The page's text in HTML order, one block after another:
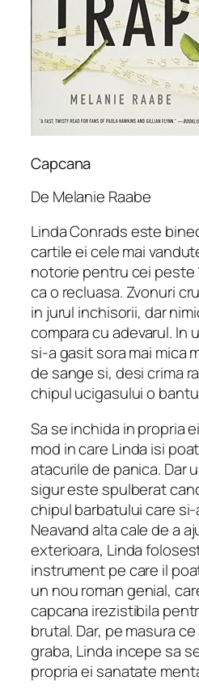
Capcana
De Melanie Raabe
Linda Conrads este
cartile ei cele mai
notorie pentru cei peste
ca o recluasa. Zvonuri
in jurul inchisorii, dar
compara cu adevarul. In
si-a gasit sora mai mica
de sange si, desi crima
chipul ucigasului o
Sa se inchida in propria
mod in care Linda isi
atacurile de panica. Dar
sigur este spulberat
chipul barbatului care si-
Neavand alta cale de a
exterioara, Linda
instrument pe care il
un nou roman genial,
capcana irezistibila
brutal. Dar, pe masura
graba, Linda incepe sa
propria ei sanatate